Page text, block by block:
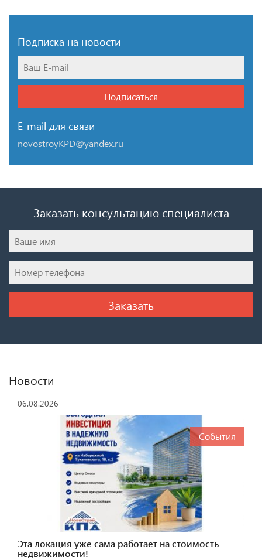
Подписка на новости
Подписаться
E-mail для связи
novostroyKPD@yandex.ru
Заказать консультацию специалиста
Новости
06.08.2026
События
Эта локация уже сама работает на стоимость
недвижимости!